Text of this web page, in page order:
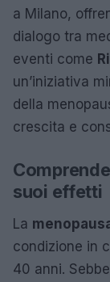
a Milano,
dialogo tra
eventi come
un’iniziativa
della
crescita e
suoi effetti
La
condizione in
40 anni.